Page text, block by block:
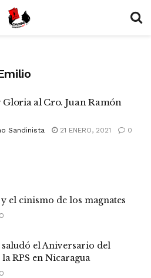
Gloria al Cro. Juan Ramón
Sandinista 21 ENERO, 2021 0
el cinismo de los magnates
saludó el Aniversario del
RPS en Nicaragua